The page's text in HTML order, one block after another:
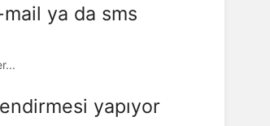
ya da sms
yapıyor